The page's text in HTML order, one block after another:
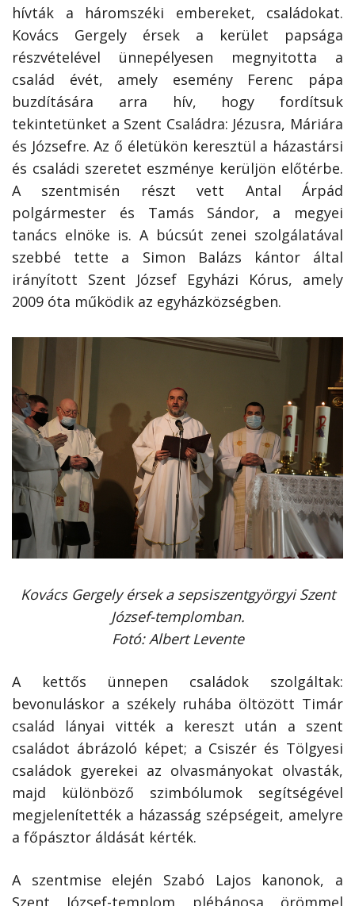
hívták a háromszéki embereket, családokat.
Kovács Gergely érsek a kerület papsága
részvételével ünnepélyesen megnyitotta a
család évét, amely esemény Ferenc pápa
buzdítására arra hív, hogy fordítsuk
tekintetünket a Szent Családra: Jézusra, Máriára
és Józsefre. Az ő életükön keresztül a házastársi
és családi szeretet eszménye kerüljön előtérbe.
A szentmisén részt vett Antal Árpád
polgármester és Tamás Sándor, a megyei
tanács elnöke is. A búcsút zenei szolgálatával
szebbé tette a Simon Balázs kántor által
irányított Szent József Egyházi Kórus, amely
2009 óta működik az egyházközségben.
Kovács Gergely érsek a sepsiszentgyörgyi Szent
József-templomban.
Fotó: Albert Levente
A kettős ünnepen családok szolgáltak:
bevonuláskor a székely ruhába öltözött Timár
család lányai vitték a kereszt után a szent
családot ábrázoló képet; a Csiszér és Tölgyesi
családok gyerekei az olvasmányokat olvasták,
majd különböző szimbólumok segítségével
megjelenítették a házasság szépségeit, amelyre
a főpásztor áldását kérték.
A szentmise elején Szabó Lajos kanonok, a
Szent József-templom plébánosa örömmel